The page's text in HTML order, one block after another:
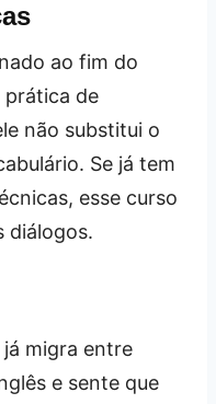
ao fim do
de
não substitui o
Se já tem
esse curso
diálogos.
migra entre
e sente que